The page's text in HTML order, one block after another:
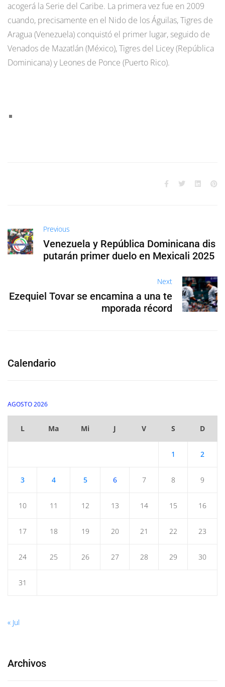
acogerá la Serie del Caribe. La primera vez fue en 2009
cuando, precisamente en el Nido de los Águilas, Tigres de
Aragua (Venezuela) conquistó el primer lugar, seguido de
Venados de Mazatlán (México), Tigres del Licey (República
Dominicana) y Leones de Ponce (Puerto Rico).
Previous
Venezuela y República Dominicana dis
putarán primer duelo en Mexicali 2025
Next
Ezequiel Tovar se encamina a una te
mporada récord
Calendario
AGOSTO 2026
L Ma Mi J V S D
1 2
3 4 5 6 7 8 9
10 11 12 13 14 15 16
17 18 19 20 21 22 23
24 25 26 27 28 29 30
31
« Jul
Archivos